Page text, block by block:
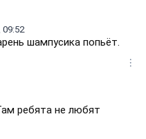
09:52
шампусика попьёт.
ребята не любят